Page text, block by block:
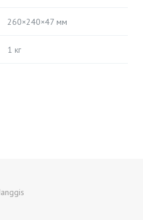
260×240×47 мм
1 кг